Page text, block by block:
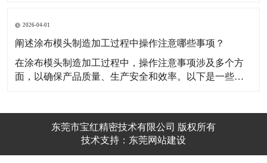
辊筒的性能和寿命。预浸料准备：将碳纤维材料经过表
面处理以提高其粘合性，然后浸渍树脂胶液，形成预浸
料。这一步
2026-04-01
阐述涂布模头制造加工过程中操作注意哪些事项？
​在涂布模头制造加工过程中，操作注意事项涉及多个方
面，以确保产品质量、生产安全和效率。以下是一些关
料存储：原材料应存放在干燥、清洁的环境中，避免受
东莞市宝红精密技术有限公司 版权所有
技术支持： 东莞网站建设​